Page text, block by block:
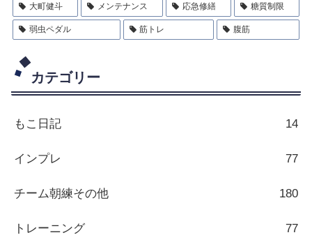
大町健斗 メンテナンス 応急修繕 糖質制限
弱虫ペダル 筋トレ 腹筋
カテゴリー
もこ日記 14
インプレ 77
チーム朝練その他 180
トレーニング 77